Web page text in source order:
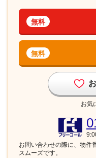
無料
無料
お気
お問い合わせの際に、物件
スムーズです。